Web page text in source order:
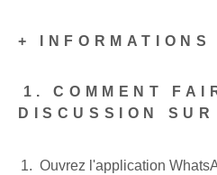
+ INFORMATIONS
⁢1. COMMENT
DISCUSSION
Ouvrez l'application